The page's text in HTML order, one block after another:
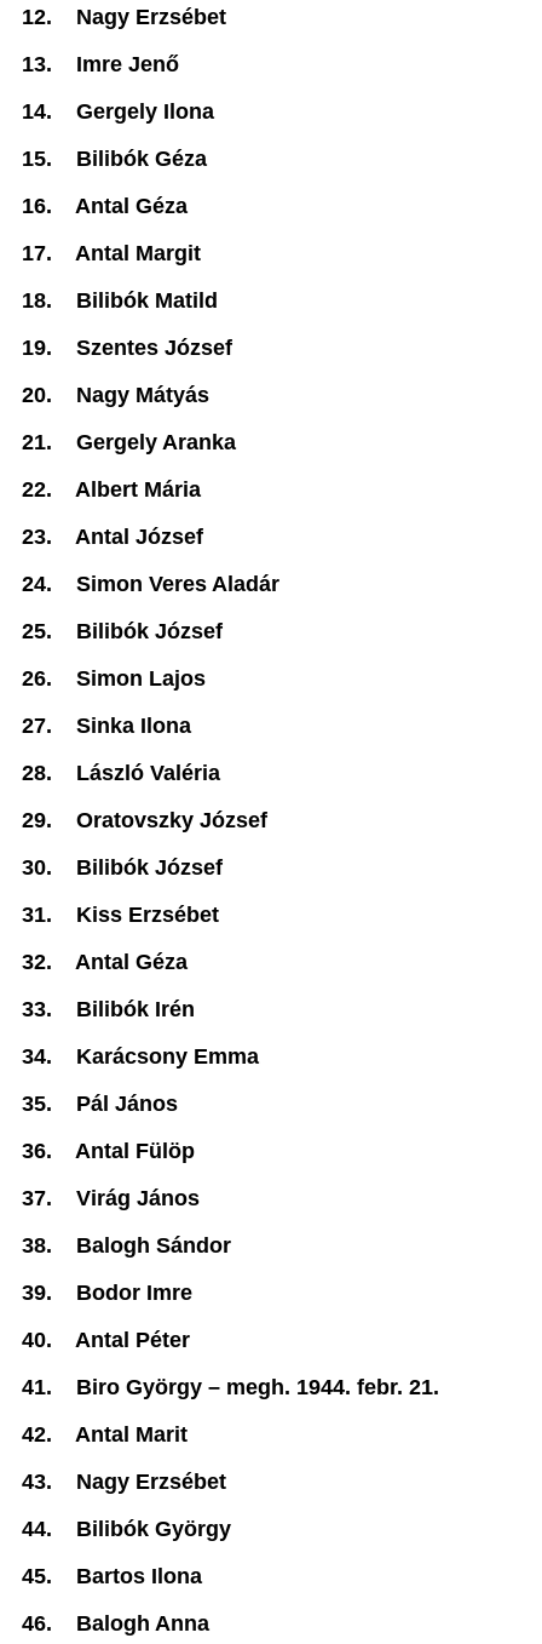
12.
Nagy Erzsébet
13.
Imre Jenő
14.
Gergely Ilona
15.
Bilibók Géza
16.
Antal Géza
17.
Antal Margit
18.
Bilibók Matild
19.
Szentes József
20.
Nagy Mátyás
21.
Gergely Aranka
22.
Albert Mária
23.
Antal József
24.
Simon Veres Aladár
25.
Bilibók József
26.
Simon Lajos
27.
Sinka Ilona
28.
László Valéria
29.
Oratovszky József
30.
Bilibók József
31.
Kiss Erzsébet
32.
Antal Géza
33.
Bilibók Irén
34.
Karácsony Emma
35.
Pál János
36.
Antal Fülöp
37.
Virág János
38.
Balogh Sándor
39.
Bodor Imre
40.
Antal Péter
41.
Biro György – megh. 1944. febr. 21.
42.
Antal Marit
43.
Nagy Erzsébet
44.
Bilibók György
45.
Bartos Ilona
46.
Balogh Anna